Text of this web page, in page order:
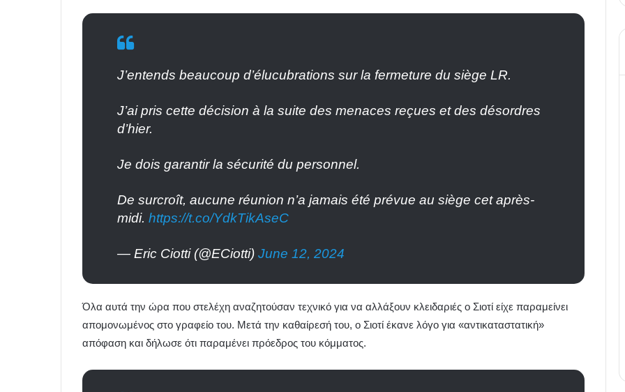
J’entends beaucoup d’élucubrations sur la fermeture du siège LR.
J’ai pris cette décision à la suite des menaces reçues et des désordres
d’hier.
Je dois garantir la sécurité du personnel.
De surcroît, aucune réunion n’a jamais été prévue au siège cet après-
midi. https://t.co/YdkTikAseC
— Eric Ciotti (@ECiotti) June 12, 2024
Όλα αυτά την ώρα που στελέχη αναζητούσαν τεχνικό για να αλλάξουν κλειδαριές ο Σιοτί είχε παραμείνει
απομονωμένος στο γραφείο του. Μετά την καθαίρεσή του, ο Σιοτί έκανε λόγο για «αντικαταστατική»
απόφαση και δήλωσε ότι παραμένει πρόεδρος του κόμματος.